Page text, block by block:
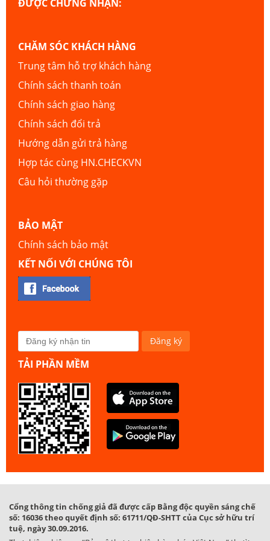
ĐƯỢC CHỨNG NHẬN:
CHĂM SÓC KHÁCH HÀNG
Trung tâm hỗ trợ khách hàng
Chính sách thanh toán
Chính sách giao hàng
Chính sách đổi trả
Hướng dẫn gửi trả hàng
Hợp tác cùng HN.CHECKVN
Câu hỏi thường gặp
BẢO MẬT
Chính sách bảo mật
KẾT NỐI VỚI CHÚNG TÔI
TẢI PHẦN MỀM
Cổng thông tin chống giả đã được cấp Bằng độc quyền sáng chế
số: 16036 theo quyết định số: 61711/QĐ-SHTT của Cục sở hữu trí
tuệ, ngày 30.09.2016.